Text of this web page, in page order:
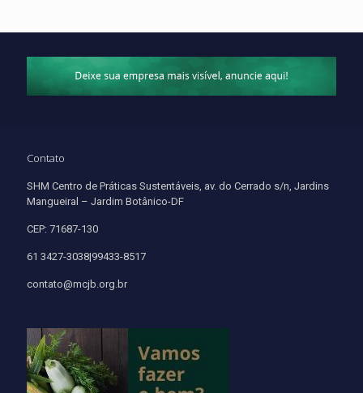
Contato
SHM Centro de Práticas Sustentáveis, av. do Cerrado s/n, Jardins
Mangueiral – Jardim Botânico-DF
CEP: 71687-130
61 3427-3038|99433-8517
contato@mcjb.org.br